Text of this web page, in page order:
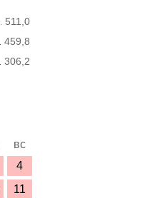
511,0
459,8
306,2
вс
4
11